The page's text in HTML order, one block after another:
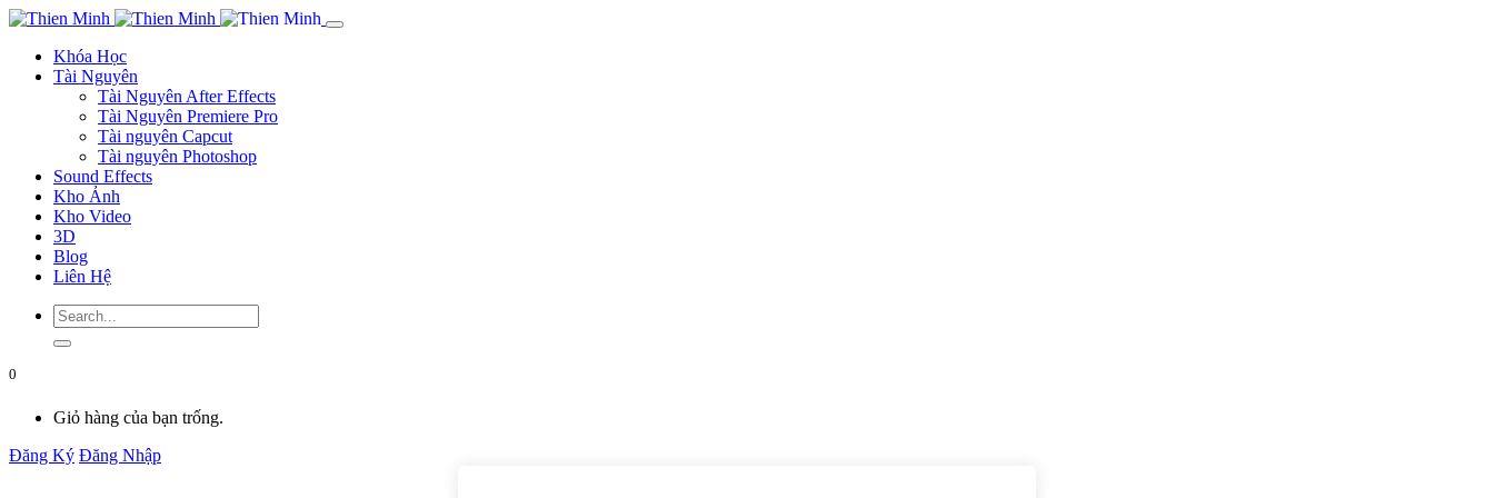
Khóa Học
Tài Nguyên
Tài Nguyên After Effects
Tài Nguyên Premiere Pro
Tài nguyên Capcut
Tài nguyên Photoshop
Sound Effects
Kho Ảnh
Kho Video
3D
Blog
Liên Hệ
0
Giỏ hàng của bạn trống.
Đăng Ký Đăng Nhập